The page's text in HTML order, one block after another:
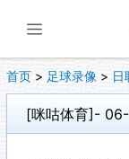
首页 > 足球录像 > 日